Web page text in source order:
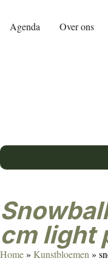
Agenda Over ons
snowball x 4 spray 66
cm light
Home» Kunstbloemen »